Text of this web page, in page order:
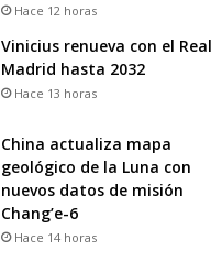
Hace 12 horas
Vinicius renueva con el Real
Madrid hasta 2032
Hace 13 horas
China actualiza mapa
geológico de la Luna con
nuevos datos de misión
Chang’e-6
Hace 14 horas